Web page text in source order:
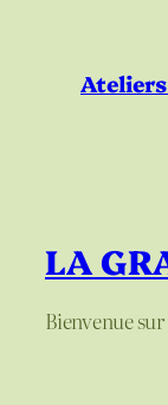
LA
Bienvenue